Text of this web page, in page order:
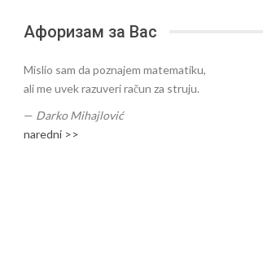
Афоризам за Вас
Mislio sam da poznajem matematiku,
ali me uvek razuveri račun za struju.
— Darko Mihajlović
naredni >>